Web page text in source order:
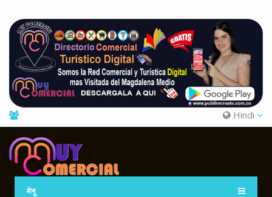
Hindi
मेनू